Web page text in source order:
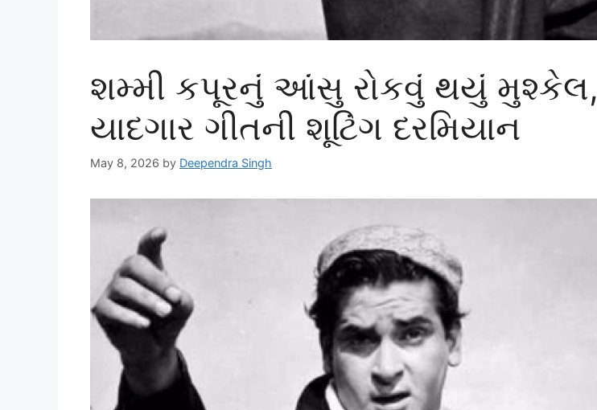
શમ્મી કપૂરનું આંસુ રોકવું થયું મુશ્કેલ,
યાદગાર ગીતની શૂટિંગ દરમિયાન
May 8, 2026 by Deependra Singh